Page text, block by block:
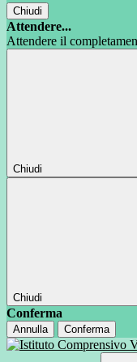
Chiudi
Attendere...
Attendere il
Chiudi
Chiudi
Conferma
Annulla Conferma